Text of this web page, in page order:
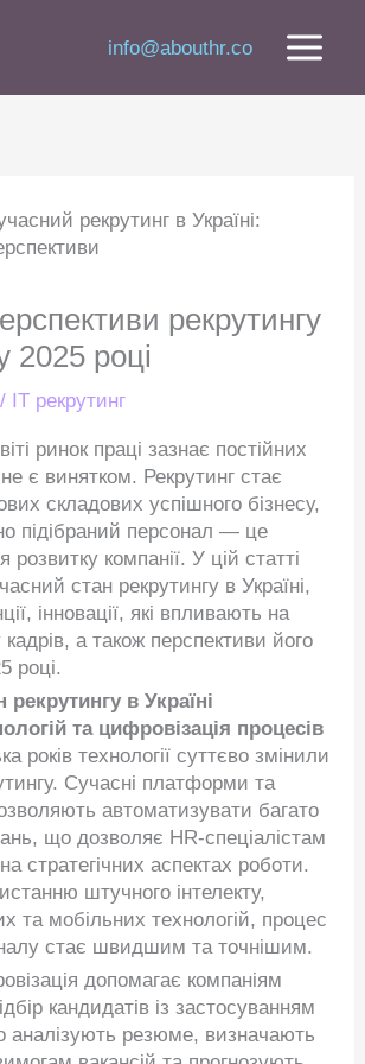
info@abouthr.co
рекрутингу в
році
IT рекрутинг
ринок праці зазнає постійних
є винятком. Рекрутинг стає
складових успішного бізнесу,
підібраний персонал — це
компанії. У цій статті
стан рекрутингу в Україні,
інновації, які впливають на
а також перспективи його
році.
в Україні
та цифровізація процесів
років технології суттєво змінили
Сучасні платформи та
автоматизувати багато
що дозволяє HR-спеціалістам
стратегічних аспектах роботи.
штучного інтелекту,
та мобільних технологій, процес
стає швидшим та точнішим.
допомагає компаніям
кандидатів із застосуванням
аналізують резюме, визначають